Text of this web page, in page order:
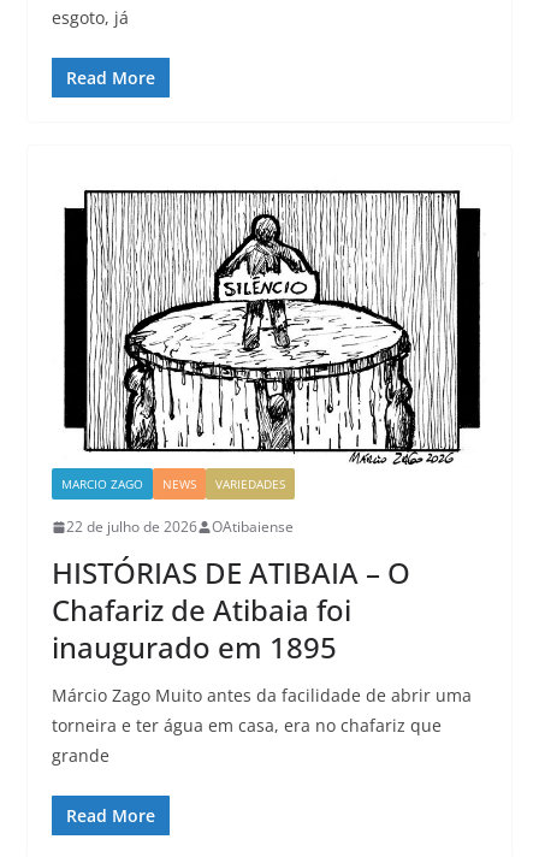
esgoto, já
Read More
MARCIO ZAGO NEWS VARIEDADES
22 de julho de 2026 OAtibaiense
HISTÓRIAS DE ATIBAIA – O
Chafariz de Atibaia foi
inaugurado em 1895
Márcio Zago Muito antes da facilidade de abrir uma
torneira e ter água em casa, era no chafariz que
grande
Read More